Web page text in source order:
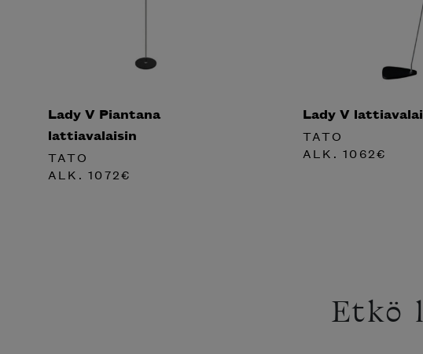
Lady V Piantana
lattiavalaisin
TATO
ALK.1072€
Lady V
TATO
ALK.1062€
Etkö